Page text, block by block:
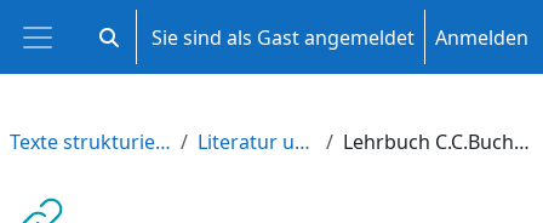
Zum Hauptinhalt
Website-Übersicht
Sucheingabe umschalten
Sie sind als Gast angemeldet Anmelden
Texte strukturieren und gestalten Literatur und Anregungen Lehrbuch C.C.Buchner: Informatik MV 5/6